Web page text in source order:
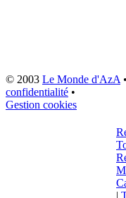
© 2003 Le Monde d'AzA•
confidentialité •
Gestion cookies